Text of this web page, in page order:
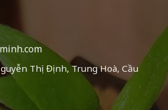
Thị Định, Trung Hoà, Cầu